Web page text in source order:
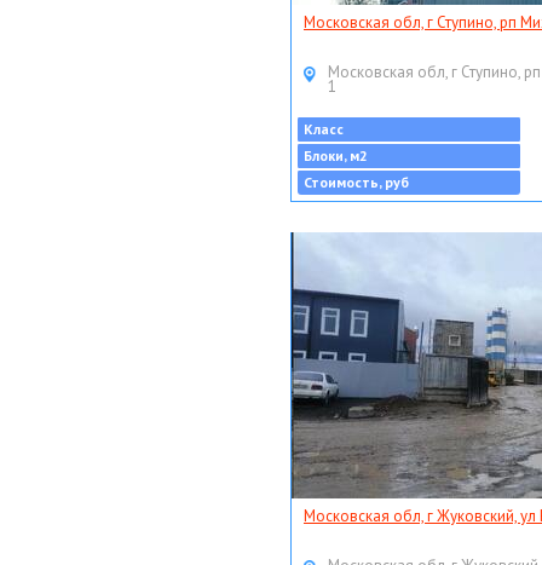
Московская обл, г Ступино, рп
Московская обл, г Ступино,
1
Класс
Блоки, м2
Стоимость, руб
Московская обл, г Жуковский,